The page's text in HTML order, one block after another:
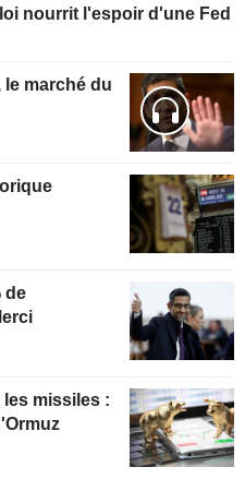
nourrit l'espoir d'une Fed
le marché du
de
missiles :